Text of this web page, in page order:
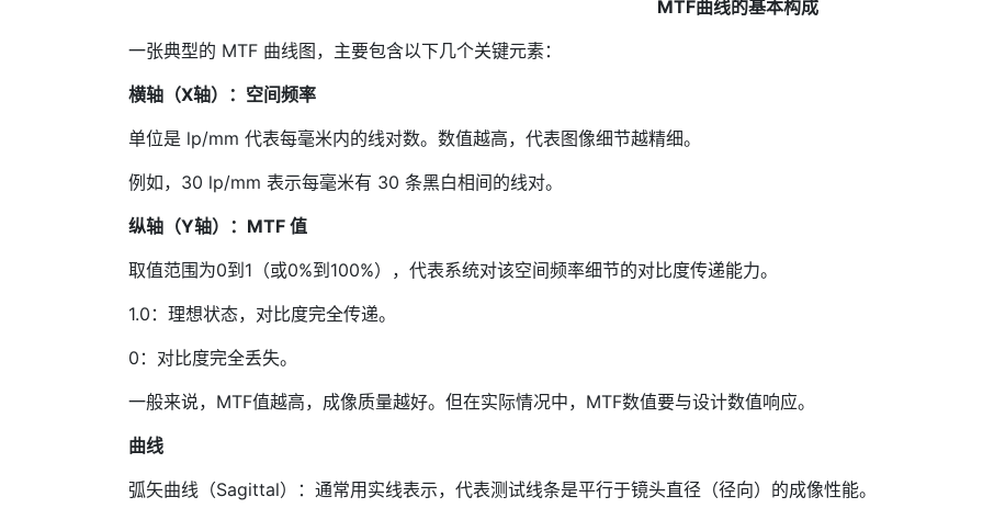
MTF曲线的基本构成
一张典型的 MTF 曲线图，主要包含以下几个关键元素：
横轴（X轴）：空间频率
单位是 lp/mm 代表每毫米内的线对数。数值越高，代表图像细节越精细。
例如，30 lp/mm 表示每毫米有 30 条黑白相间的线对。
纵轴（Y轴）：MTF 值
取值范围为0到1（或0%到100%），代表系统对该空间频率细节的对比度传递能力。
1.0：理想状态，对比度完全传递。
0：对比度完全丢失。
一般来说，MTF值越高，成像质量越好。但在实际情况中，MTF数值要与设计数值响应。
曲线
弧矢曲线（Sagittal）：通常用实线表示，代表测试线条是平行于镜头直径（径向）的成像性能。